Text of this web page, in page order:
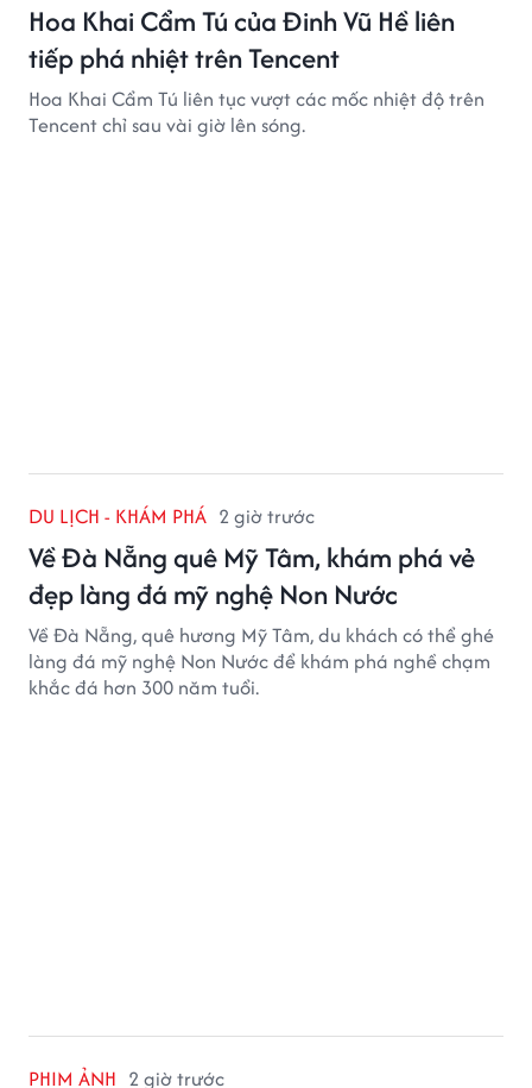
Hoa Khai Cẩm Tú của Đinh Vũ Hề liên
tiếp phá nhiệt trên Tencent
Hoa Khai Cẩm Tú liên tục vượt các mốc nhiệt độ trên
Tencent chỉ sau vài giờ lên sóng.
DU LỊCH - KHÁM PHÁ 2 giờ trước
Về Đà Nẵng quê Mỹ Tâm, khám phá vẻ
đẹp làng đá mỹ nghệ Non Nước
Về Đà Nẵng, quê hương Mỹ Tâm, du khách có thể ghé
làng đá mỹ nghệ Non Nước để khám phá nghề chạm
khắc đá hơn 300 năm tuổi.
PHIM ẢNH 2 giờ trước